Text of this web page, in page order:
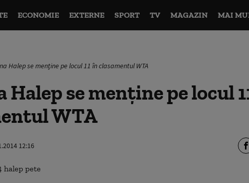
ECONOMIE EXTERNE SPORT TV MAGAZIN MAI
Halep se menţine pe locul 11 în clasamentul WTA
Halep se menţine pe locul
WTA
12:16